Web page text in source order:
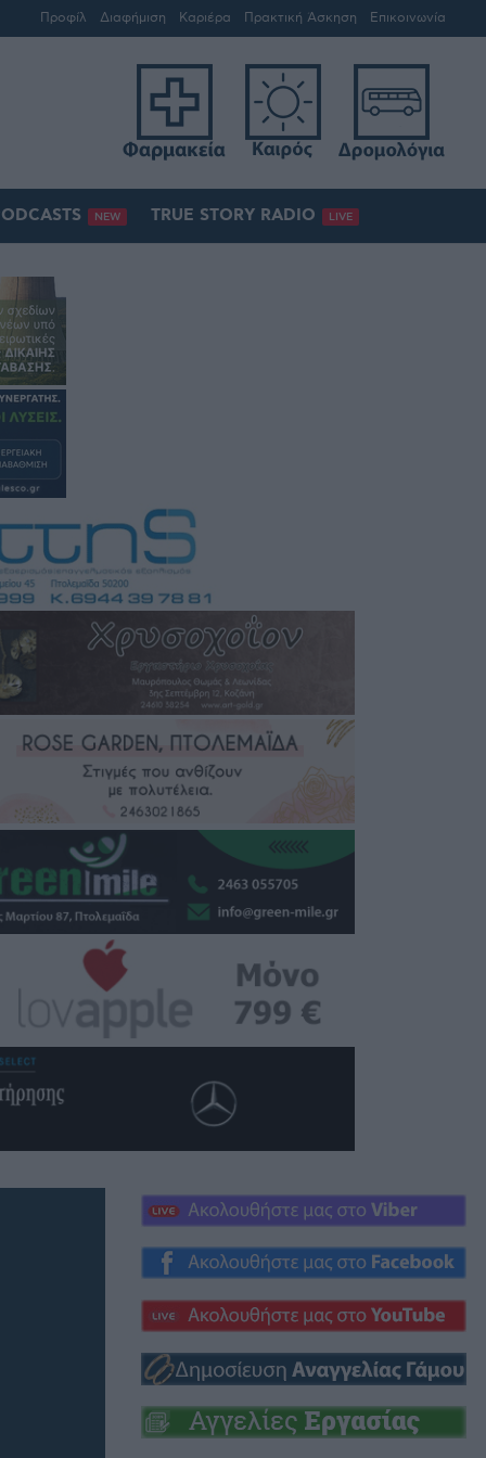
Προφίλ Διαφήμιση Καριέρα Πρακτική Άσκηση Επικοινωνία
NEW TRUE STORY RADIO LIVE